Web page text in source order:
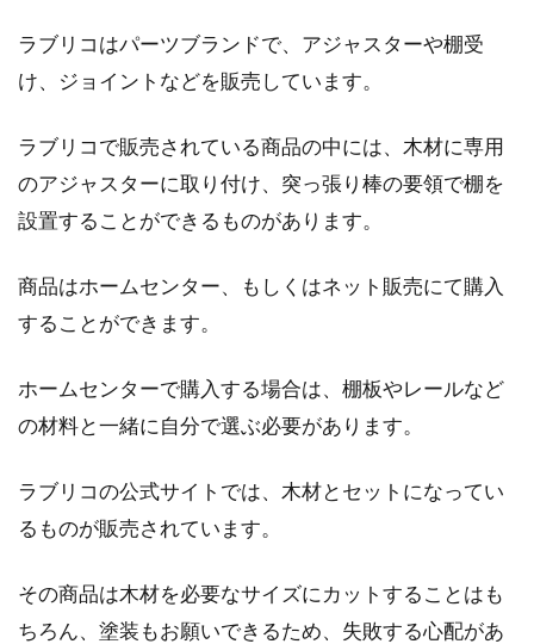
ラブリコはパーツブランドで、アジャスターや棚受
け、ジョイントなどを販売しています。
ラブリコで販売されている商品の中には、木材に専用
のアジャスターに取り付け、突っ張り棒の要領で棚を
設置することができるものがあります。
商品はホームセンター、もしくはネット販売にて購入
することができます。
ホームセンターで購入する場合は、棚板やレールなど
の材料と一緒に自分で選ぶ必要があります。
ラブリコの公式サイトでは、木材とセットになってい
るものが販売されています。
その商品は木材を必要なサイズにカットすることはも
ちろん、塗装もお願いできるため、失敗する心配があ